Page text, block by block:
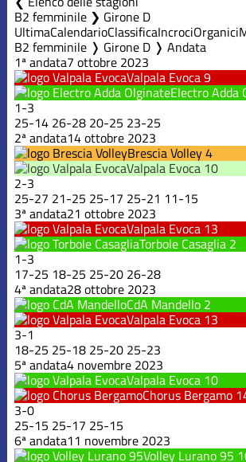
B2 femminile ❯ Girone D
UltimaCalendarioClassificaIncrociOrganici
B2 femminile ❭ Girone D ❭ Andata
1ª andata7 ottobre 2023
Valpala Evoca9
Electro Adda
1-3
25-14 26-28 20-25 23-25
2ª andata14 ottobre 2023
Brescia Volley4
Valpala Evoca 10
2-3
25-27 21-25 25-17 25-21 11-15
3ª andata21 ottobre 2023
Valpala Evoca 13
Torbole Casaglia 2
1-3
17-25 18-25 25-20 26-28
4ª andata28 ottobre 2023
CdA Mandello 2
Valpala Evoca 13
3-1
18-25 25-18 25-20 25-23
5ª andata4 novembre 2023
Valpala Evoca 10
Chorus Bergamo
3-0
25-15 25-17 25-15
6ª andata11 novembre 2023
Volley Lurano 95